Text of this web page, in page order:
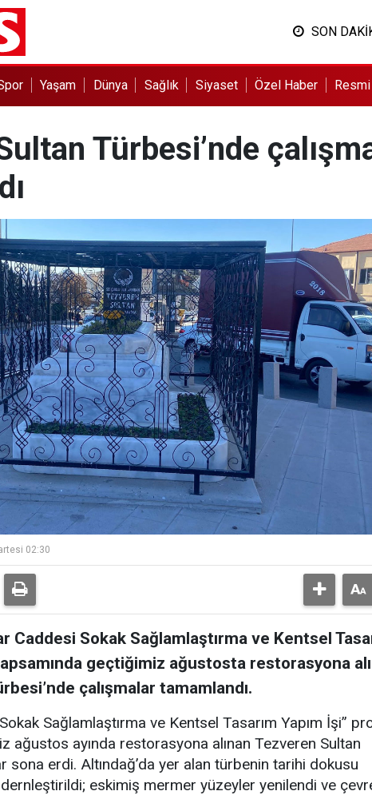
SON
Yaşam Dünya Sağlık Siyaset Özel Haber
Türbesi’nde
02:30
Caddesi Sokak Sağlamlaştırma ve Kentsel
geçtiğimiz ağustosta restorasyona
çalışmalar tamamlandı.
Sağlamlaştırma ve Kentsel Tasarım Yapım İşi”
ağustos ayında restorasyona alınan Tezveren Sultan
sona erdi. Altındağ’da yer alan türbenin tarihi dokusu
eskimiş mermer yüzeyler yenilendi ve